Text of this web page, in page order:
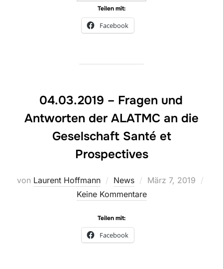
Teilen mit:
Facebook
04.03.2019 – Fragen und
Antworten der ALATMC an die
Geselschaft Santé et
Prospectives
von Laurent Hoffmann News
Veröffentlicht
März 7, 2019
Keine Kommentare
Teilen mit:
Facebook